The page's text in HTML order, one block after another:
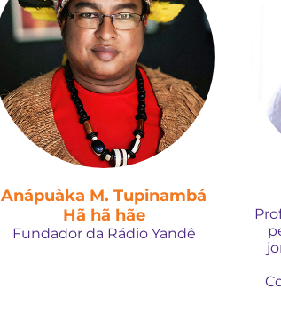
Anápuàka M. Tupinambá
Hã hã hãe
Fundador da Rádio Yandê